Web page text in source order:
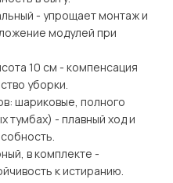
- упрощает монтаж и
модулей при
10 см - компенсация
уборки.
шариковые, полного
тумбах) - плавный ход и
в комплекте -
к истиранию.